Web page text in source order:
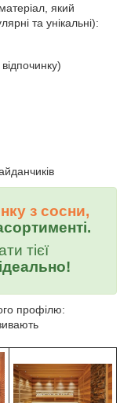
який
та унікальні):
з сосни,
тієї
профілю: